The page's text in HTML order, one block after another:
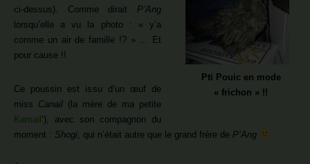
Pti Pouic en mode
« frichon » !!
ci-dessus). Comme dirait P’Ang
lorsqu’elle a vu la photo : « y’a
comme un air de famille !? » … Et
pour cause !!
Ce poussin est issu d’un œuf de
miss Canail (la mère de ma petite
Kamail ‘), avec son compagnon du
moment : Shogi , qui n’était autre que le grand frère de P’Ang